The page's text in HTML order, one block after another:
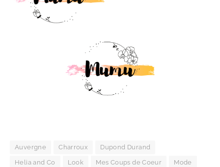
Auvergne Charroux Dupond Durand
Helia and Co Look Mes Coups de Coeur Mode